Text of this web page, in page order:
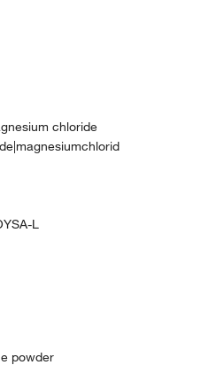
chloride
L
powder